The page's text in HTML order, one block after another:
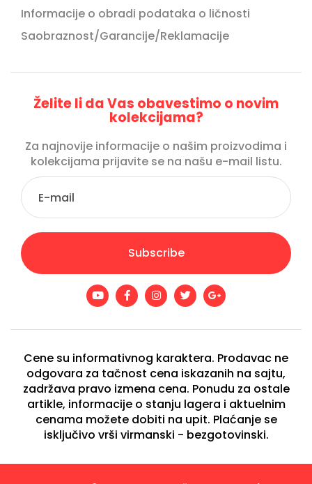
Informacije o obradi podataka o ličnosti
Saobraznost/Garancije/Reklamacije
Želite li da Vas obavestimo o novim
kolekcijama?
Za najnovije informacije o našim proizvodima i
kolekcijama prijavite se na našu e-mail listu.
Subscribe
Cene su informativnog karaktera. Prodavac ne
odgovara za tačnost cena iskazanih na sajtu,
zadržava pravo izmena cena. Ponudu za ostale
artikle, informacije o stanju lagera i aktuelnim
cenama možete dobiti na upit. Plaćanje se
isključivo vrši virmanski - bezgotovinski.